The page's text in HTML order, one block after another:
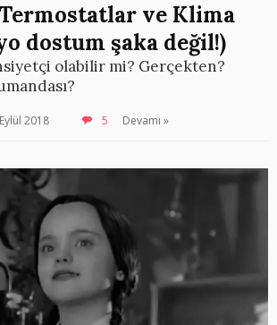
ve Klima
dostum şaka değil!)
olabilir mi? Gerçekten?
2018 5 Devamı »